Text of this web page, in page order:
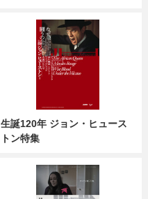
生誕120年 ジョン・ヒュース
トン特集